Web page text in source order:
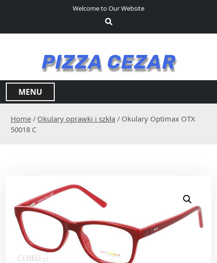
Welcome to Our Website
PIZZA CEZAR
MENU
Home / Okulary oprawki i szkła / Okulary Optimax OTX
50018 C